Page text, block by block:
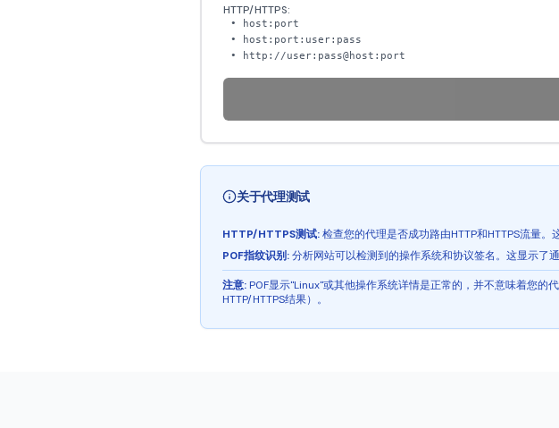
HTTP/HTTPS:
• host:port
• host:port:user:pass
• http://user:pass@host:port
关于代理测试
HTTP/HTTPS测试:检查您的代理是否成功路由HTTP和HTTPS流量。
P0F指纹识别:分析网站可以检测到的操作系统和协议签名。这显示了
注意:P0F显示"Linux"或其他操作系统详情是正常的，并不意味着您的
HTTP/HTTPS结果）。